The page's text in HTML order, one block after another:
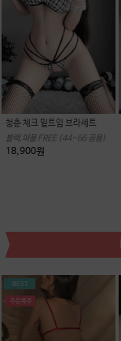
청춘 체크 밑트임 브라세트
블랙,퍼플 FREE (44~66 공용)
18,900원